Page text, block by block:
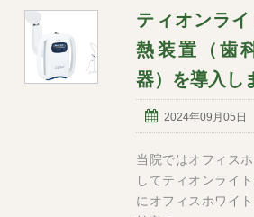
ティオンラ
熱装置（歯
器）を導入し
2024年09月05日
当院ではオフィス
してティオンライ
にオフィスホワイ